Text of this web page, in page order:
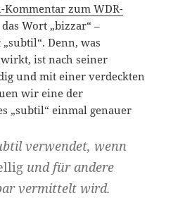
Kommentar zum WDR-
Wort „bizzar“ –
Denn, was
ist nach seiner
und mit einer verdeckten
wir eine der
„subtil“ einmal genauer
verwendet, wenn
und für andere
vermittelt wird.